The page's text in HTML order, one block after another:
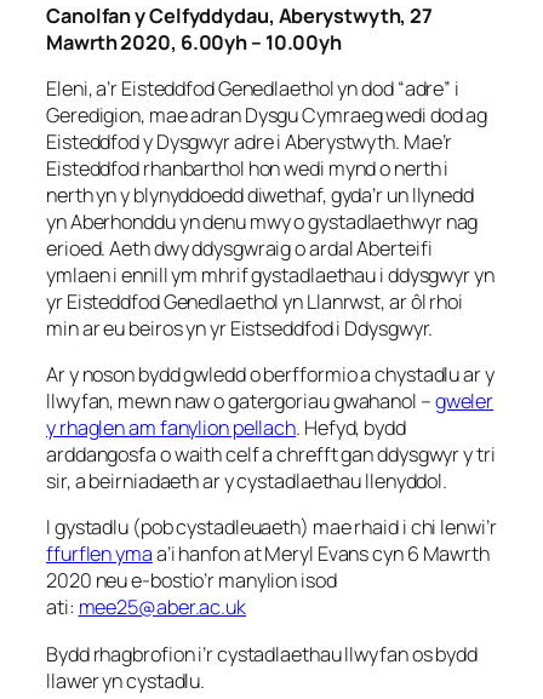
Canolfan y Celfyddydau, Aberystwyth, 27
Mawrth 2020, 6.00yh – 10.00yh
Eleni, a’r Eisteddfod Genedlaethol yn dod “adre” i
Geredigion, mae adran Dysgu Cymraeg wedi dod ag
Eisteddfod y Dysgwyr adre i Aberystwyth. Mae’r
Eisteddfod rhanbarthol hon wedi mynd o nerth i
nerth yn y blynyddoedd diwethaf, gyda’r un llynedd
yn Aberhonddu yn denu mwy o gystadlaethwyr nag
erioed. Aeth dwy ddysgwraig o ardal Aberteifi
ymlaen i ennill ym mhrif gystadlaethau i ddysgwyr yn
yr Eisteddfod Genedlaethol yn Llanrwst, ar ôl rhoi
min ar eu beiros yn yr Eistseddfod i Ddysgwyr.
Ar y noson bydd gwledd o berfformio a chystadlu ar y
llwyfan, mewn naw o gatergoriau gwahanol –gweler
y rhaglen am fanylion pellach. Hefyd, bydd
arddangosfa o waith celf a chrefft gan ddysgwyr y tri
sir, a beirniadaeth ar y cystadlaethau llenyddol.
I gystadlu (pob cystadleuaeth) mae rhaid i chi lenwi’r
ffurflen ymaa’i hanfon at Meryl Evans cyn 6 Mawrth
2020 neu e-bostio’r manylion isod
ati: mee25@aber.ac.uk
Bydd rhagbrofion i’r cystadlaethau llwyfan os bydd
llawer yn cystadlu.